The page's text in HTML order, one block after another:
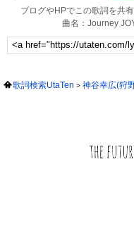
ブログやHPでこの歌詞を共
曲名：Journey
歌詞検索UtaTen 神谷幸広(狩